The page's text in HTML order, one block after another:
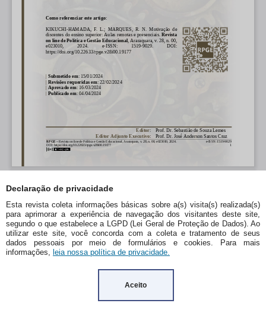
Declaração de privacidade
Esta revista coleta informações básicas sobre a(s) visita(s) realizada(s)
para aprimorar a experiência de navegação dos visitantes deste site,
segundo o que estabelece a LGPD (Lei Geral de Proteção de Dados). Ao
utilizar este site, você concorda com a coleta e tratamento de seus
dados pessoais por meio de formulários e cookies. Para mais
informações, leia nossa política de privacidade.
Aceito